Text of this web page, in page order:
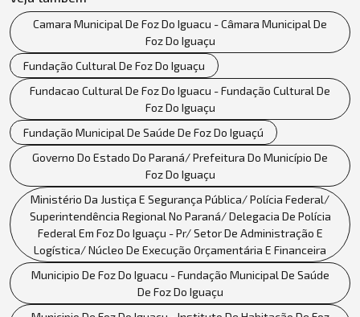
Camara Municipal De Foz Do Iguacu - Câmara Municipal De
Foz Do Iguaçu
Fundação Cultural De Foz Do Iguaçu
Fundacao Cultural De Foz Do Iguacu - Fundação Cultural De
Foz Do Iguaçu
Fundação Municipal De Saúde De Foz Do Iguaçú
Governo Do Estado Do Paraná/ Prefeitura Do Município De
Foz Do Iguaçu
Ministério Da Justiça E Segurança Pública/ Polícia Federal/
Superintendência Regional No Paraná/ Delegacia De Polícia
Federal Em Foz Do Iguaçu - Pr/ Setor De Administração E
Logística/ Núcleo De Execução Orçamentária E Financeira
Municipio De Foz Do Iguacu - Fundação Municipal De Saúde
De Foz Do Iguaçu